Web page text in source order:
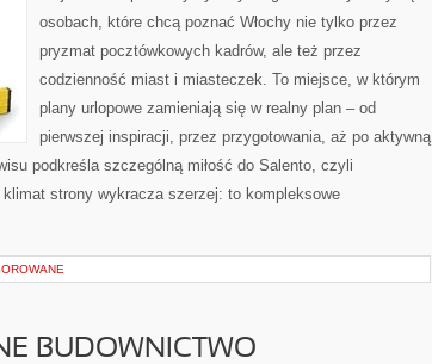
osobach, które chcą poznać Włochy nie tylko przez
pryzmat pocztówkowych kadrów, ale też przez
codzienność miast i miasteczek. To miejsce, w którym
plany urlopowe zamieniają się w realny plan – od
pierwszej inspiracji, przez przygotowania, aż po aktywną
podkreśla szczególną miłość do Salento, czyli
klimat strony wykracza szerzej: to kompleksowe
BUDOWNICTWO